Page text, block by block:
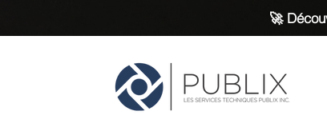
🚀